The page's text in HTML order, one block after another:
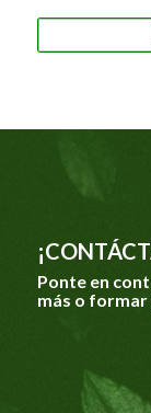
Ponte en
más o